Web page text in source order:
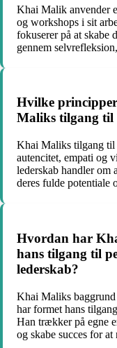
Khai Malik anvender
og workshops i sit
fokuserer på at skabe
gennem
Hvilke
Maliks tilgang til
Khai Maliks tilgang til
autencitet, empati og
lederskab handler om
deres fulde potentiale
Hvordan har
hans tilgang til
lederskab?
Khai Maliks
har formet hans
Han trækker på egne
og skabe succes for